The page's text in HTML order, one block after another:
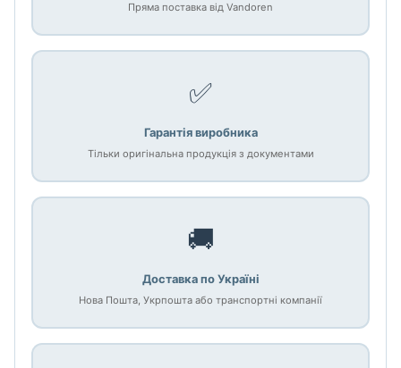
Пряма поставка від Vandoren
✅
Гарантія виробника
Тільки оригінальна продукція з документами
🚚
Доставка по Україні
Нова Пошта, Укрпошта або транспортні компанії